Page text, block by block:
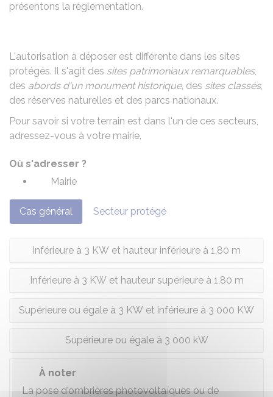
présentons la réglementation.
L'autorisation à déposer est différente dans les sites
protégés. Il s'agit des sites patrimoniaux remarquables,
des abords d'un monument historique, des sites classés,
des réserves naturelles et des parcs nationaux.
Pour savoir si votre terrain est dans l'un de ces secteurs,
adressez-vous à votre mairie.
Où s'adresser ?
Mairie
Cas général Secteur protégé
Inférieure à 3 KW et hauteur inférieure à 1,80 m
Inférieure à 3 KW et hauteur supérieure à 1,80 m
Supérieure ou égale à 3 KW et inférieure à 3 000 KW
Supérieure ou égale à 3 000 kW
À noter
La pose d'ombrières photovoltaïques ou de